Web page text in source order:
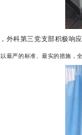
科第三党支部积极响应
严的标准、最实的措施，